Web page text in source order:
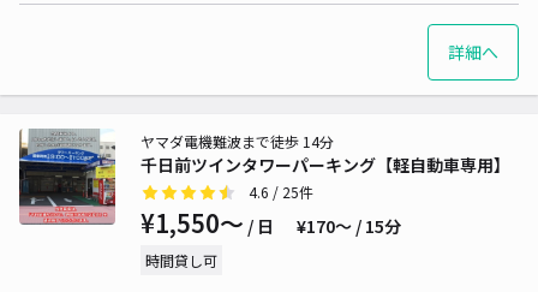
詳細へ
千日前ツインタワーパーキング【軽自動車専用】
ヤマダ電機難波まで徒歩 14分
4.6 / 25件
¥1,550〜 / 日 ¥170〜 / 15分
時間貸し可